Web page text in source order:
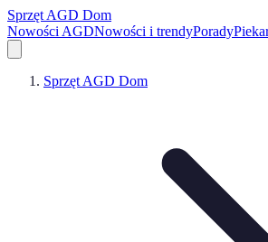
Sprzęt AGD Dom
Nowości AGDNowości i trendyPorady
Sprzęt AGD Dom